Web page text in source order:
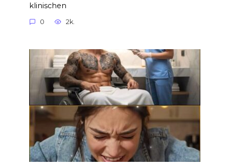
klinischen
0 2k.